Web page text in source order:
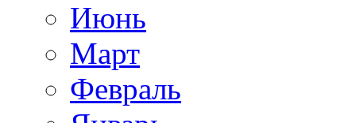
Июнь
Март
Февраль